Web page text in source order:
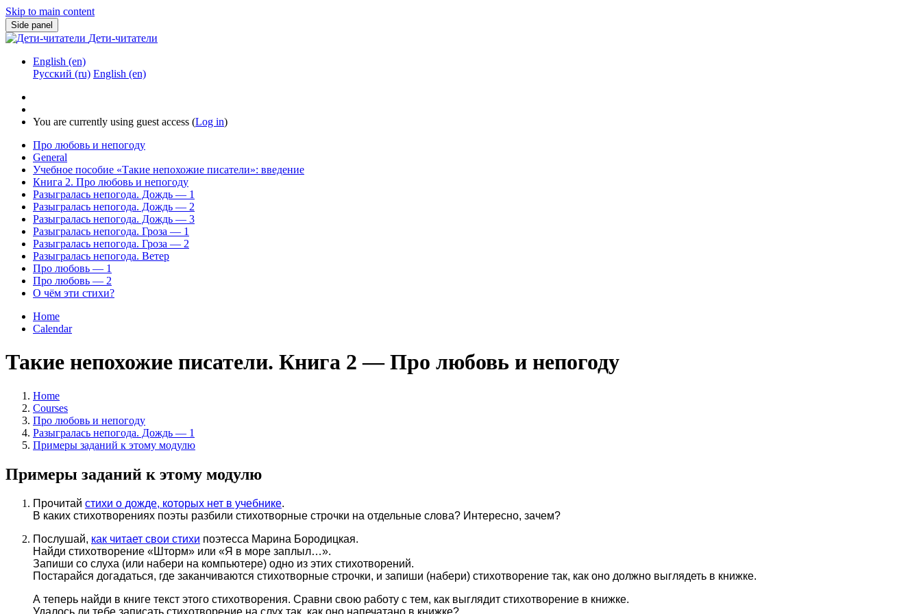
Skip to main content
Side panel
Дети-читатели
English ‎(en)‎
Русский ‎(ru)‎ English ‎(en)‎
You are currently using guest access (Log in)
Про любовь и непогоду
General
Учебное пособие «Такие непохожие писатели»: введение
Книга 2. Про любовь и непогоду
Разыгралась непогода. Дождь — 1
Разыгралась непогода. Дождь — 2
Разыгралась непогода. Дождь — 3
Разыгралась непогода. Гроза — 1
Разыгралась непогода. Гроза — 2
Разыгралась непогода. Ветер
Про любовь — 1
Про любовь — 2
О чём эти стихи?
Home
Calendar
Такие непохожие писатели. Книга 2 — Про любовь и непогоду
Home
Courses
Про любовь и непогоду
Разыгралась непогода. Дождь — 1
Примеры заданий к этому модулю
Примеры заданий к этому модулю
Прочитай стихи о дожде, которых нет в учебнике.
В каких стихотворениях поэты разбили стихотворные строчки на отдельные слова? Интересно, зачем?
Послушай, как читает свои стихи поэтесса Марина Бородицкая.
Найди стихотворение «Шторм» или «Я в море заплыл…».
Запиши со слуха (или набери на компьютере) одно из этих стихотворений.
Постарайся догадаться, где заканчиваются стихотворные строчки, и запиши (набери) стихотворение так, как оно должно выглядеть в книжке.
А теперь найди в книге текст этого стихотворения. Сравни свою работу с тем, как выглядит стихотворение в книжке.
Удалось ли тебе записать стихотворение на слух так, как оно напечатано в книжке?